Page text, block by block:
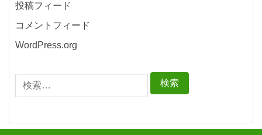
投稿フィード
コメントフィード
WordPress.org
検
索: